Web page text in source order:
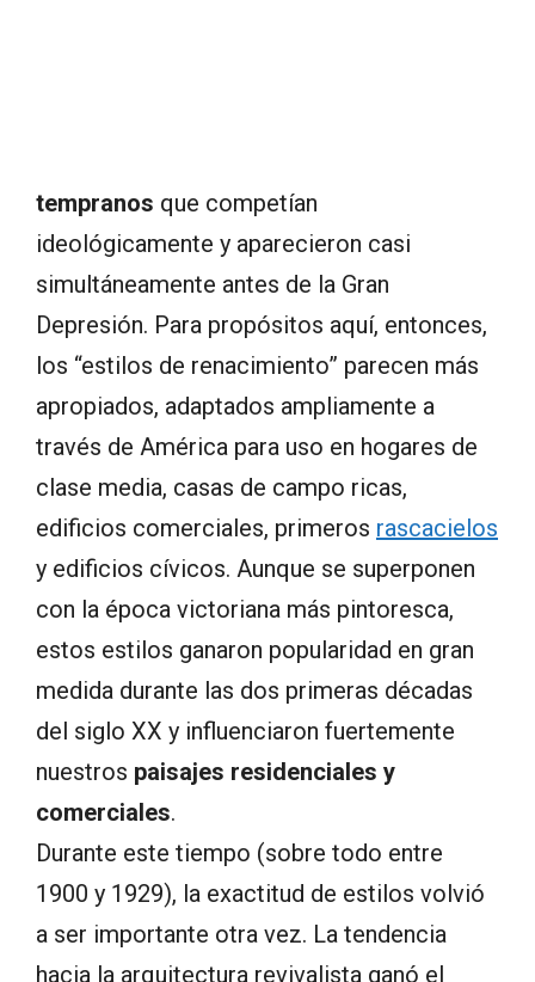
tempranos que competían
ideológicamente y aparecieron casi
simultáneamente antes de la Gran
Depresión. Para propósitos aquí, entonces,
los “estilos de renacimiento” parecen más
apropiados, adaptados ampliamente a
través de América para uso en hogares de
clase media, casas de campo ricas,
edificios comerciales, primeros rascacielos
y edificios cívicos. Aunque se superponen
con la época victoriana más pintoresca,
estos estilos ganaron popularidad en gran
medida durante las dos primeras décadas
del siglo XX y influenciaron fuertemente
nuestros paisajes residenciales y
comerciales.
Durante este tiempo (sobre todo entre
1900 y 1929), la exactitud de estilos volvió
a ser importante otra vez. La tendencia
hacia la arquitectura revivalista ganó el